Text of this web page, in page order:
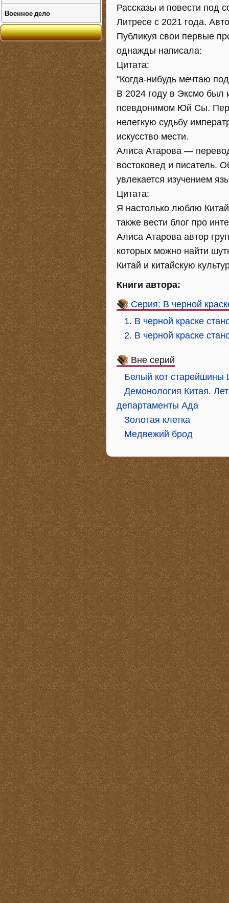
Рассказы и повести под
Литресе с 2021 года.
Публикуя свои первые
однажды написала:
Цитата:
"Когда-нибудь мечтаю
В 2024 году в Эксмо был
псевдонимом Юй Сы.
нелегкую судьбу
искусство мести.
Алиса Атарова —
востоковед и писатель.
увлекается изучением
Цитата:
Я настолько люблю
также вести блог про
Алиса Атарова автор
которых можно найти
Китай и китайскую
Книги автора:
Серия: В черной
1. В черной краске
2. В черной краске
Вне серий
Белый кот старейшины
Демонология Китая.
департаменты Ада
Золотая клетка
Медвежий брод
Военное дело